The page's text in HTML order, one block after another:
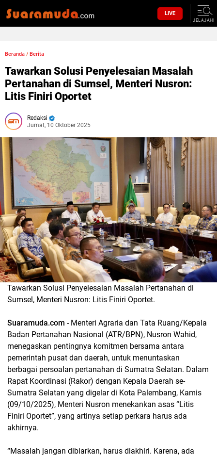
LIVE
JELAJAHI
Beranda / Berita
Tawarkan Solusi Penyelesaian Masalah
Pertanahan di Sumsel, Menteri Nusron:
Litis Finiri Oportet
Redaksi
Jumat, 10 Oktober 2025
Tawarkan Solusi Penyelesaian Masalah Pertanahan di
Sumsel, Menteri Nusron: Litis Finiri Oportet.
Suaramuda.com - Menteri Agraria dan Tata Ruang/Kepala
Badan Pertanahan Nasional (ATR/BPN), Nusron Wahid,
menegaskan pentingnya komitmen bersama antara
pemerintah pusat dan daerah, untuk menuntaskan
berbagai persoalan pertanahan di Sumatra Selatan. Dalam
Rapat Koordinasi (Rakor) dengan Kepala Daerah se-
Sumatra Selatan yang digelar di Kota Palembang, Kamis
(09/10/2025), Menteri Nusron menekankan asas “Litis
Finiri Oportet”, yang artinya setiap perkara harus ada
akhirnya.
“Masalah jangan dibiarkan, harus diakhiri. Karena, ada